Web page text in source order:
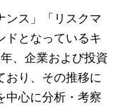
ンス」「リスクマ
ドとなっているキ
、企業および投資
おり、その推移に
中心に分析・考察